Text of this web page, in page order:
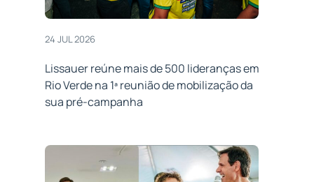
24 JUL 2026
Lissauer reúne mais de 500 lideranças em
Rio Verde na 1ª reunião de mobilização da
sua pré-campanha